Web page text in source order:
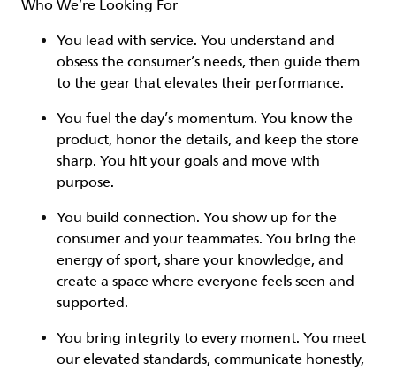
Who We’re Looking For
You lead with service. You understand and
obsess the consumer’s needs, then guide them
to the gear that elevates their performance.
You fuel the day’s momentum. You know the
product, honor the details, and keep the store
sharp. You hit your goals and move with
purpose.
You build connection. You show up for the
consumer and your teammates. You bring the
energy of sport, share your knowledge, and
create a space where everyone feels seen and
supported.
You bring integrity to every moment. You meet
our elevated standards, communicate honestly,